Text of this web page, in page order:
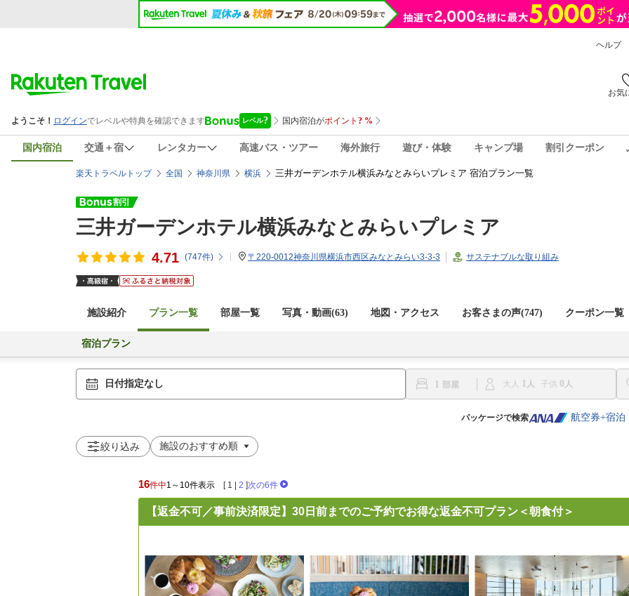
ヘルプ
お気
国内宿泊 交通＋宿 レンタカー 高速バス・ツアー 海外旅行 遊び・体験 キャンプ場 割引クーポン
楽天トラベルトップ 全国 神奈川県 横浜 三井ガーデンホテル横浜みなとみらいプレミア 宿泊プラン一覧
三井ガーデンホテル横浜みなとみらいプレミア
4.71 (747件) 〒220-0012神奈川県横浜市西区みなとみらい3-3-3 サステナブルな取り組み
施設紹介 プラン一覧 部屋一覧 写真・動画(63) 地図・アクセス お客さまの声(747) クーポン一覧
宿泊プラン
日付指定なし 1 大人 1 子供 0
パッケージで検索 航空券+宿泊
絞り込み
16件中1～10件表示 [ 1 2 ]次の6件
【返金不可／事前決済限定】30日前までのご予約でお得な返金不可プラン＜朝食付＞